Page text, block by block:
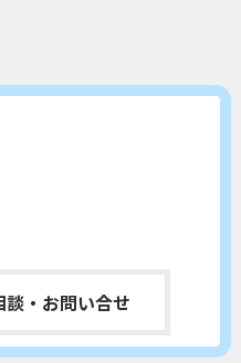
談 ・お問い合せ